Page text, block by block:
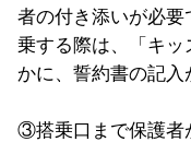
者の付き添いが必要
乗する際は、「キッ
かに、誓約書の記入
③搭乗口まで保護者